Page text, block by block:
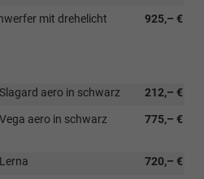
925,– €
mit drehelicht
212,– €
aero in schwarz
775,– €
aero in schwarz
720,– €